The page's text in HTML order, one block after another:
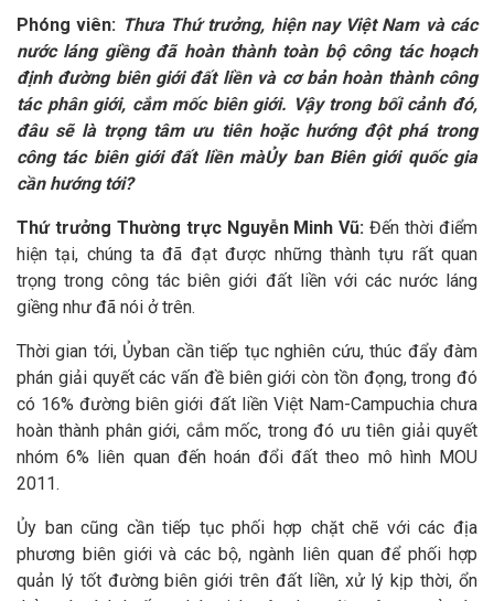
Phóng viên: Thưa Thứ trưởng, hiện nay Việt Nam và các
nước láng giềng đã hoàn thành toàn bộ công tác hoạch
định đường biên giới đất liền và cơ bản hoàn thành công
tác phân giới, cắm mốc biên giới. Vậy trong bối cảnh đó,
đâu sẽ là trọng tâm ưu tiên hoặc hướng đột phá trong
công tác biên giới đất liền màỦy ban Biên giới quốc gia
cần hướng tới?
Thứ trưởng Thường trực Nguyễn Minh Vũ:Đến thời điểm
hiện tại, chúng ta đã đạt được những thành tựu rất quan
trọng trong công tác biên giới đất liền với các nước láng
giềng như đã nói ở trên.
Thời gian tới, Ủyban cần tiếp tục nghiên cứu, thúc đẩy đàm
phán giải quyết các vấn đề biên giới còn tồn đọng, trong đó
có 16% đường biên giới đất liền Việt Nam-Campuchia chưa
hoàn thành phân giới, cắm mốc, trong đó ưu tiên giải quyết
nhóm 6% liên quan đến hoán đổi đất theo mô hình MOU
2011.
Ủy ban cũng cần tiếp tục phối hợp chặt chẽ với các địa
phương biên giới và các bộ, ngành liên quan để phối hợp
quản lý tốt đường biên giới trên đất liền, xử lý kịp thời, ổn